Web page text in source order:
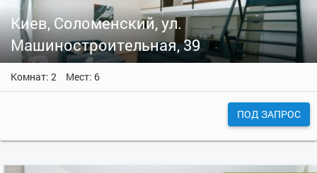
Киев, Соломенский, ул.
Машиностроительная, 39
Комнат: 2 Мест: 6
ПОД ЗАПРОС